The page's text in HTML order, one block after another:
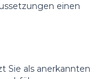
einen
Sie als anerkannten